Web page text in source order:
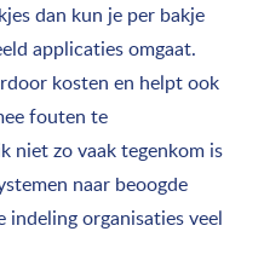
dan kun je per bakje
applicaties omgaat.
kosten en helpt ook
fouten te
niet zo vaak tegenkom is
naar beoogde
indeling organisaties veel